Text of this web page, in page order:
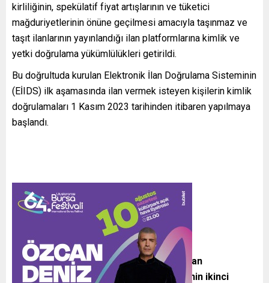
kirliliğinin, spekülatif fiyat artışlarının ve tüketici
mağduriyetlerinin önüne geçilmesi amacıyla taşınmaz ve
taşıt ilanlarının yayınlandığı ilan platformlarına kimlik ve
yetki doğrulama yükümlülükleri getirildi.
Bu doğrultuda kurulan Elektronik İlan Doğrulama Sisteminin
(EİIDS) ilk aşamasında ilan vermek isteyen kişilerin kimlik
doğrulamaları 1 Kasım 2023 tarihinden itibaren yapılmaya
başlandı.
1 OCAK İTİBARIYLA…
Kimlik bilgilerini doğrulanmayan kişiler ilan
platformlarında ilan giremedikleri EİDS’nin ikinci